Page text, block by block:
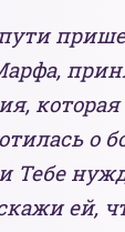
о
Тебе
ей,